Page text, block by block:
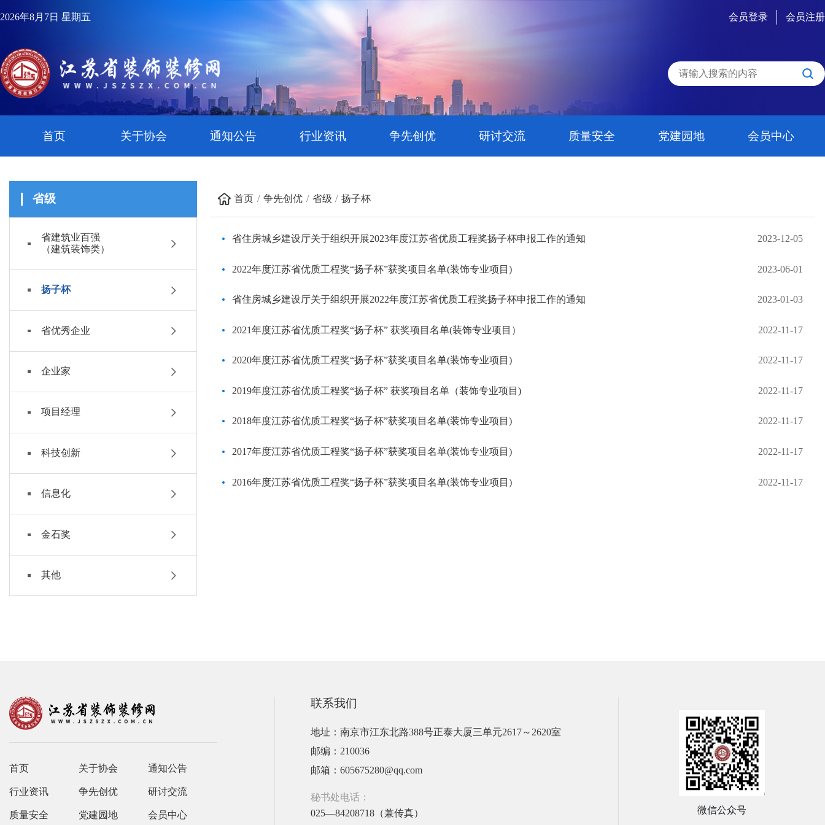
2026年8月7日 星期五 会员登录 会员注册
首页 关于协会 通知公告 行业资讯 争先创优 研讨交流 质量安全 党建园地 会员中心
省级
省建筑业百强
（建筑装饰类）
扬子杯
省优秀企业
企业家
项目经理
科技创新
信息化
金石奖
其他
首页 争先创优 省级 扬子杯
省住房城乡建设厅关于组织开展2023年度江苏省优质工程奖扬子杯申报工作的通知 2023-12-05
2022年度江苏省优质工程奖“扬子杯”获奖项目名单(装饰专业项目) 2023-06-01
省住房城乡建设厅关于组织开展2022年度江苏省优质工程奖扬子杯申报工作的通知 2023-01-03
2021年度江苏省优质工程奖“扬子杯” 获奖项目名单(装饰专业项目） 2022-11-17
2020年度江苏省优质工程奖“扬子杯”获奖项目名单(装饰专业项目) 2022-11-17
2019年度江苏省优质工程奖“扬子杯” 获奖项目名单（装饰专业项目) 2022-11-17
2018年度江苏省优质工程奖“扬子杯”获奖项目名单(装饰专业项目) 2022-11-17
2017年度江苏省优质工程奖“扬子杯”获奖项目名单(装饰专业项目) 2022-11-17
2016年度江苏省优质工程奖“扬子杯”获奖项目名单(装饰专业项目) 2022-11-17
首页 关于协会 通知公告
行业资讯 争先创优 研讨交流
质量安全 党建园地 会员中心
联系我们
地址：南京市江东北路388号正泰大厦三单元2617～2620室
邮编：210036
邮箱：605675280@qq.com
秘书处电话：
025—84208718（兼传真）
微信公众号